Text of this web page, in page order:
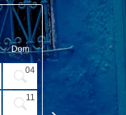
Dom
04
11
Lun Mar
02